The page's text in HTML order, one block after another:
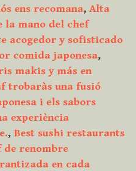
ens recomana, Alta
la mano del chef
acogedor y sofisticado
comida japonesa,
makis y más en
trobaràs una fusió
i els sabors
experiència
, Best sushi restaurants
de renombre
en cada